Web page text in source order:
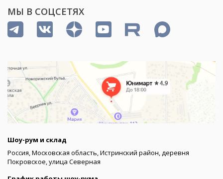
МЫ В СОЦСЕТЯХ
Шоу-рум и склад
Россия, Московская область, Истринский район, деревня
Покровское, улица Северная